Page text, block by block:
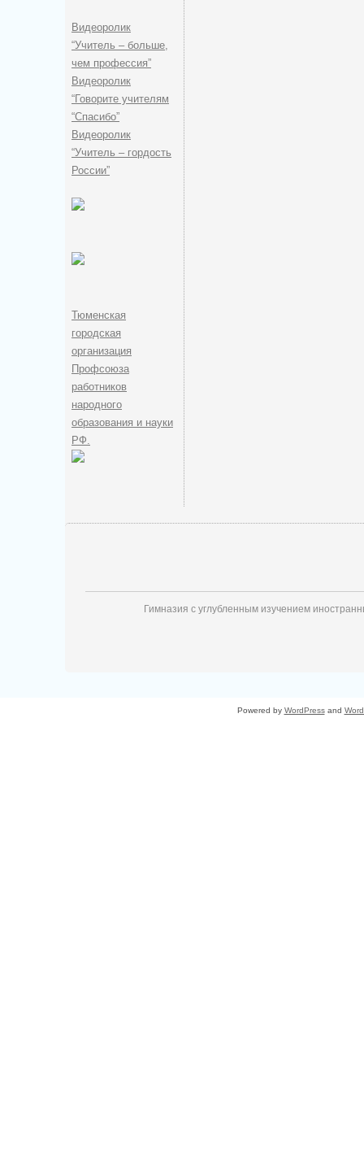
Видеоролик
“Учитель – больше,
чем профессия”
Видеоролик
“Говорите учителям
“Спасибо”
Видеоролик
“Учитель – гордость
России”
Тюменская
городская
организация
Профсоюза
работников
народного
образования и науки
РФ.
Гимназия с углубленным изучением
Powered by WordPressand